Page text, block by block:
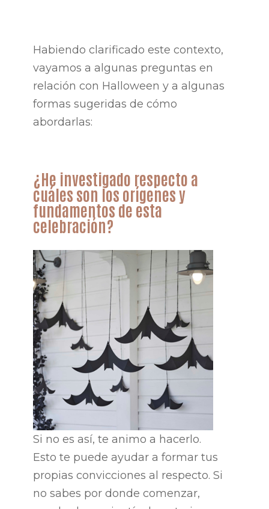
Habiendo clarificado este contexto,
vayamos a algunas preguntas en
relación con Halloween y a algunas
formas sugeridas de cómo
abordarlas:
¿He investigado respecto a
cuáles son los orígenes y
fundamentos de esta
celebración?
Si no es así, te animo a hacerlo.
Esto te puede ayudar a formar tus
propias convicciones al respecto. Si
no sabes por donde comenzar,